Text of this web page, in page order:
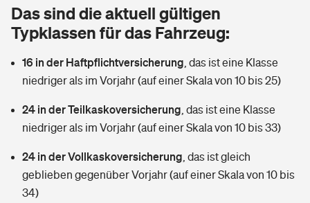
Tools
Wer versichert was: Jetzt Versicherer finden
Sie haben Fragen?
Glasversicherung
Mietkautionsversicherung
Restkreditversicherung
Zur Übersicht
Kinderunfall­ver­si­che­rung
Kinderinvalidität
Reiseversicherung
Pferdehalter-Haftpflicht
Dread-Disease-Versicherung
Tierkrankenversicherung
Wer versichert was: Jetzt Versicherer finden
Das sind die aktuell gültigen
Typklassen für das Fahrzeug:
16 in der Haftpflichtversicherung das ist eine Klasse
niedriger als im Vorjahr (auf einer Skala von 10 bis 25)
24 in der Teilkaskoversicherung das ist eine Klasse
niedriger als im Vorjahr (auf einer Skala von 10 bis 33)
24 in der Vollkaskoversicherung das ist gleich
geblieben gegenüber Vorjahr (auf einer Skala von 10 bis
34)